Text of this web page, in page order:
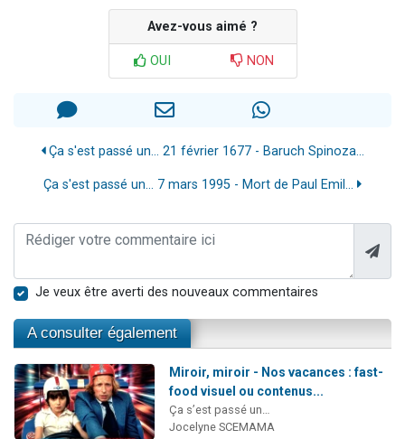
Avez-vous aimé ?
OUI NON
Ça s'est passé un… 21 février 1677 - Baruch Spinoza...
Ça s'est passé un… 7 mars 1995 - Mort de Paul Emil...
Je veux être averti des nouveaux commentaires
A consulter également
Miroir, miroir - Nos vacances : fast-
food visuel ou contenus...
Ça s’est passé un…
Jocelyne SCEMAMA